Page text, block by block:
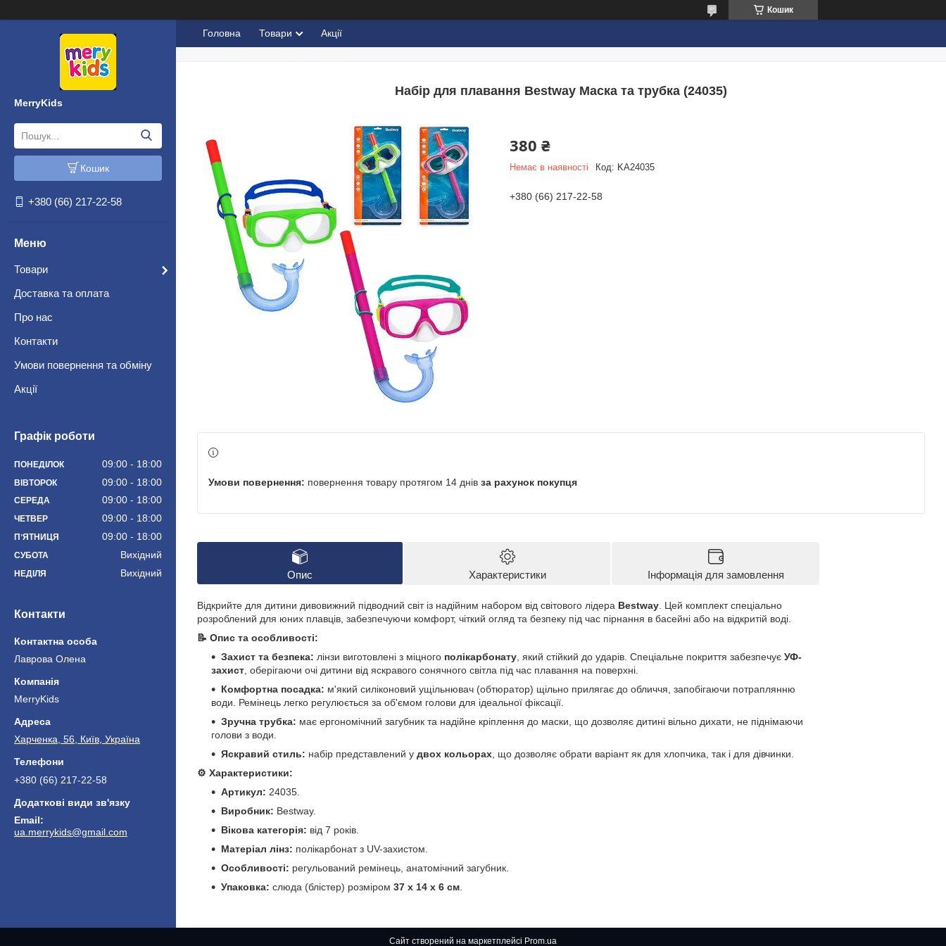
Кошик
MerryKids
Кошик
+380 (66) 217-22-58
Товари
Доставка та оплата
Про нас
Контакти
Умови повернення та обміну
Акції
Графік роботи
ПОНЕДІЛОК 09:00 18:00
ВІВТОРОК 09:00 18:00
СЕРЕДА 09:00 18:00
ЧЕТВЕР 09:00 18:00
ПʼЯТНИЦЯ 09:00 18:00
СУБОТА Вихідний
НЕДІЛЯ Вихідний
Контакти
Лаврова Олена
MerryKids
Харченка, 56, Київ, Україна
+380 (66) 217-22-58
ua.merrykids@gmail.com
Головна Товари Акції
Набір для плавання Bestway Маска та трубка (24035)
380 ₴
Немає в наявності Код: KA24035
+380 (66) 217-22-58
повернення товару протягом 14 днів за рахунок покупця
Опис Характеристики Інформація для замовлення
Відкрийте для дитини дивовижний підводний світ із надійним набором від світового лідера Bestway . Цей комплект спеціально
розроблений для юних плавців, забезпечуючи комфорт, чіткий огляд та безпеку під час пірнання в басейні або на відкритій воді.
📝 Опис та особливості:
Захист та безпека: лінзи виготовлені з міцного полікарбонату , який стійкий до ударів. Спеціальне покриття забезпечує УФ-
захист , оберігаючи очі дитини від яскравого сонячного світла під час плавання на поверхні.
Комфортна посадка: м'який силіконовий ущільнювач (обтюратор) щільно прилягає до обличчя, запобігаючи потраплянню
води. Ремінець легко регулюється за об'ємом голови для ідеальної фіксації.
Зручна трубка: має ергономічний загубник та надійне кріплення до маски, що дозволяє дитині вільно дихати, не піднімаючи
голови з води.
Яскравий стиль: набір представлений у двох кольорах , що дозволяє обрати варіант як для хлопчика, так і для дівчинки.
⚙️ Характеристики:
Артикул: 24035.
Виробник: Bestway.
Вікова категорія: від 7 років.
Матеріал лінз: полікарбонат з UV-захистом.
Особливості: регульований ремінець, анатомічний загубник.
Упаковка: слюда (блістер) розміром 37 х 14 х 6 см
Сайт створений на маркетплейсі Prom.ua